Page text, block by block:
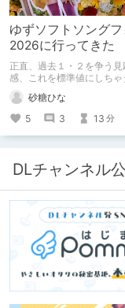
ゆずソフトソングフ
2026に行ってきた
正直、過去１・２を争う見
感、これを標準値にしちゃ
かも
砂糖ひな
5
3 13 分
DLチャンネル